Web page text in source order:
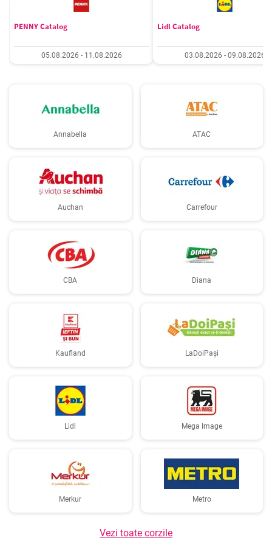
PENNY Catalog
05.08.2026 - 11.08.2026
Lidl Catalog
03.08.2026 - 09.08.2026
Annabella ATAC
Auchan Carrefour
CBA Diana
Kaufland LaDoiPași
Lidl Mega Image
Merkur Metro
Vezi toate corzile